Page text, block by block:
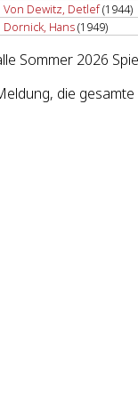
Von Dewitz, Detlef(1944)
Dornick, Hans(1949)
Sommer 2026
die